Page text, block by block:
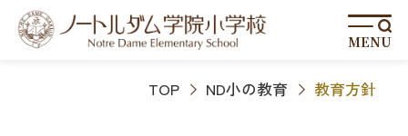
MENU
TOP ND小の教育 教育方針